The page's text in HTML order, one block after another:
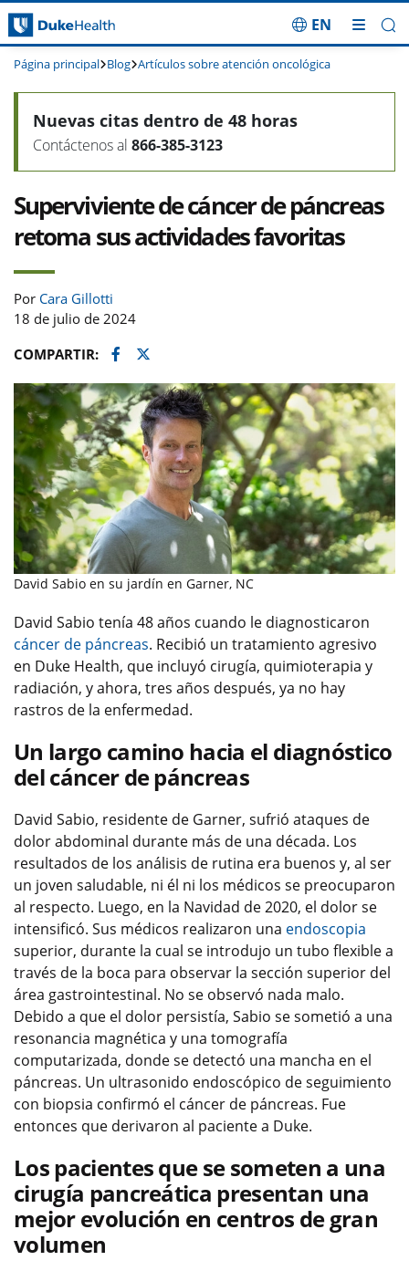
Saltar navegación
EN
Página principal Blog Artículos sobre atención oncológica
Superviviente de cáncer de páncreas
retoma sus actividades favoritas
Por Cara Gillotti
18 de julio de 2024
COMPARTIR:
Facebook
Twitter
Nuevas citas dentro de 48 horas
Contáctenos al 866-385-3123
David Sabio en su jardín en Garner, NC
David Sabio tenía 48 años cuando le diagnosticaron
cáncer de páncreas. Recibió un tratamiento agresivo
en Duke Health, que incluyó cirugía, quimioterapia y
radiación, y ahora, tres años después, ya no hay
rastros de la enfermedad.
Un largo camino hacia el diagnóstico
del cáncer de páncreas
David Sabio, residente de Garner, sufrió ataques de
dolor abdominal durante más de una década. Los
resultados de los análisis de rutina era buenos y, al ser
un joven saludable, ni él ni los médicos se preocuparon
al respecto. Luego, en la Navidad de 2020, el dolor se
intensificó. Sus médicos realizaron una endoscopia
superior, durante la cual se introdujo un tubo flexible a
través de la boca para observar la sección superior del
área gastrointestinal. No se observó nada malo.
Debido a que el dolor persistía, Sabio se sometió a una
resonancia magnética y una tomografía
computarizada, donde se detectó una mancha en el
páncreas. Un ultrasonido endoscópico de seguimiento
con biopsia confirmó el cáncer de páncreas. Fue
entonces que derivaron al paciente a Duke.
Los pacientes que se someten a una
cirugía pancreática presentan una
mejor evolución en centros de gran
volumen